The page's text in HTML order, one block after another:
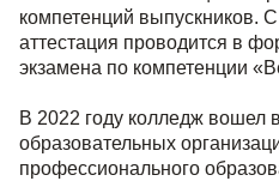
компетенций выпускников.
аттестация проводится в
экзамена по компетенции
В 2022 году колледж вошел
образовательных
профессионального